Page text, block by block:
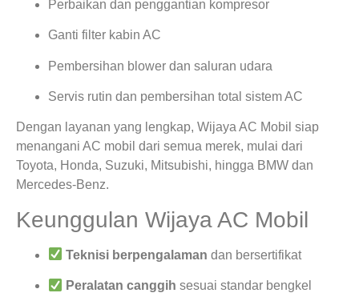
Perbaikan dan penggantian kompresor
Ganti filter kabin AC
Pembersihan blower dan saluran udara
Servis rutin dan pembersihan total sistem AC
Dengan layanan yang lengkap, Wijaya AC Mobil siap
menangani AC mobil dari semua merek, mulai dari
Toyota, Honda, Suzuki, Mitsubishi, hingga BMW dan
Mercedes-Benz.
Keunggulan Wijaya AC Mobil
Teknisi berpengalaman dan bersertifikat
Peralatan canggih sesuai standar bengkel